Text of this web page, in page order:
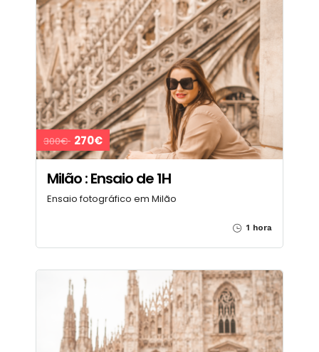
300€ 270€
Milão : Ensaio de 1H
Ensaio fotográfico em Milão
1 hora